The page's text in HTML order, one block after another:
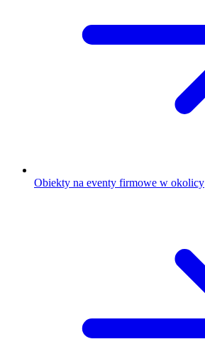
Obiekty na eventy firmowe w okolicy